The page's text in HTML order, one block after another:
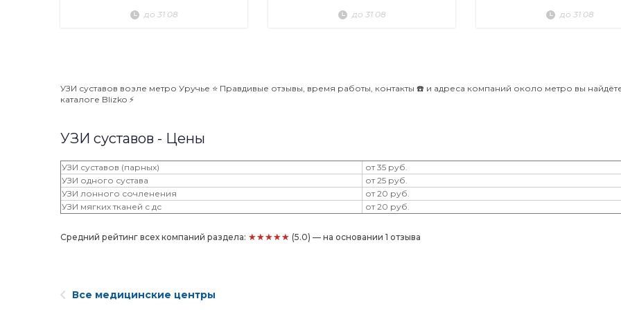
до 31.08 до 31.08 до 31.08
УЗИ суставов возле метро Уручье ⭐️ Правдивые отзывы, время работы, контакты ☎️ и адреса компаний около метро вы
каталоге Blizko ⚡️
УЗИ суставов - Цены
УЗИ суставов (парных)
от 35 руб.
УЗИ одного сустава
от 25 руб.
УЗИ лонного сочленения
от 20 руб.
УЗИ мягких тканей с дс
от 20 руб.
Средний рейтинг всех компаний раздела: ★★★★★ (5.0) — на основании 1 отзыва
Все медицинские центры